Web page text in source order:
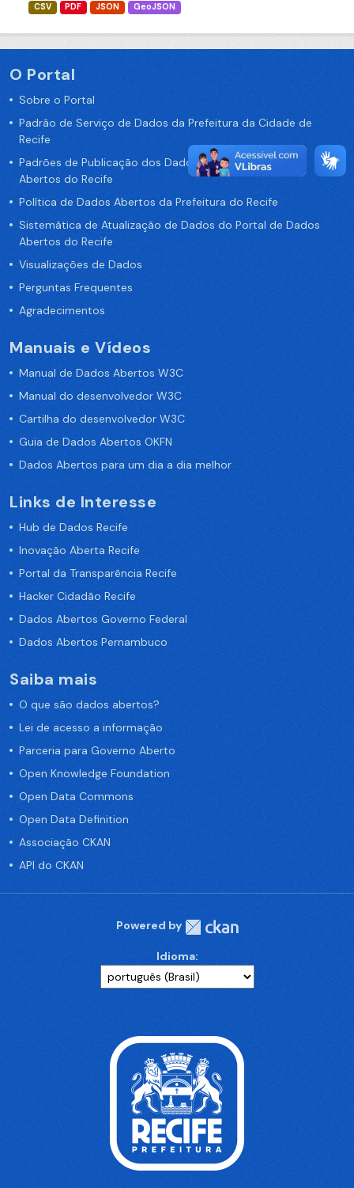
CSV PDF JSON GeoJSON
O Portal
Sobre o Portal
Padrão de Serviço de Dados da Prefeitura da Cidade de
Recife
Padrões de Publicação dos Dados no Portal de Dados
Abertos do Recife
Política de Dados Abertos da Prefeitura do Recife
Sistemática de Atualização de Dados do Portal de Dados
Abertos do Recife
Visualizações de Dados
Perguntas Frequentes
Agradecimentos
Manuais e Vídeos
Manual de Dados Abertos W3C
Manual do desenvolvedor W3C
Cartilha do desenvolvedor W3C
Guia de Dados Abertos OKFN
Dados Abertos para um dia a dia melhor
Links de Interesse
Hub de Dados Recife
Inovação Aberta Recife
Portal da Transparência Recife
Hacker Cidadão Recife
Dados Abertos Governo Federal
Dados Abertos Pernambuco
Saiba mais
O que são dados abertos?
Lei de acesso a informação
Parceria para Governo Aberto
Open Knowledge Foundation
Open Data Commons
Open Data Definition
Associação CKAN
API do CKAN
Powered by
Idioma